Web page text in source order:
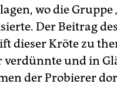
wo die
Der Beitrag
dieser Kröte zu
verdünnte und in
der Probierer